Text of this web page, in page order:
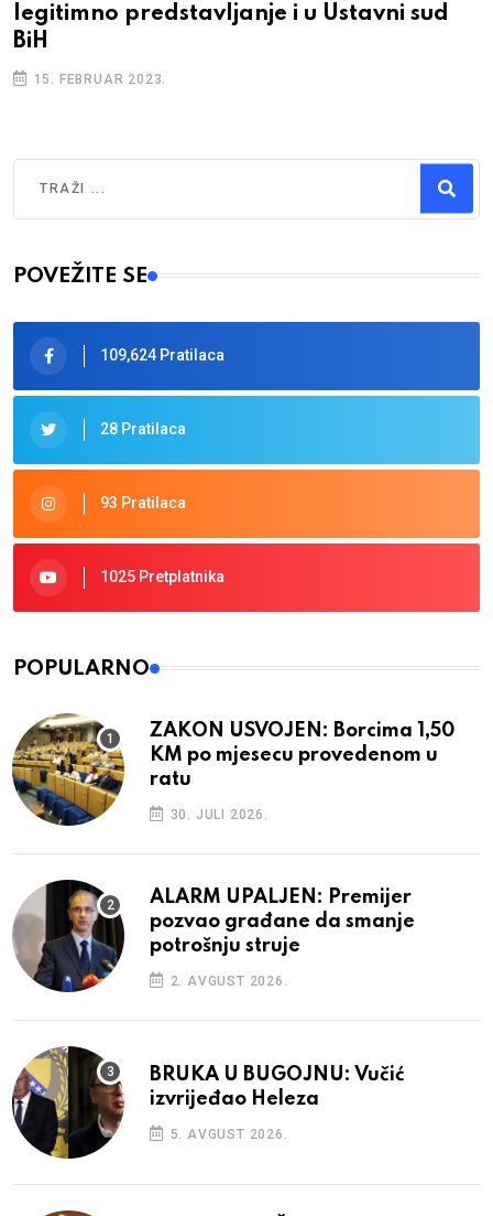
legitimno predstavljanje i u Ustavni sud
BiH
15. FEBRUAR 2023.
Type 2 or more characters for results.
POVEŽITE SE
109,624 Pratilaca
28 Pratilaca
93 Pratilaca
1025 Pretplatnika
POPULARNO
ZAKON USVOJEN: Borcima 1,50
KM po mjesecu provedenom u
ratu
30. JULI 2026.
ALARM UPALJEN: Premijer
pozvao građane da smanje
potrošnju struje
2. AVGUST 2026.
BRUKA U BUGOJNU: Vučić
izvrijeđao Heleza
5. AVGUST 2026.